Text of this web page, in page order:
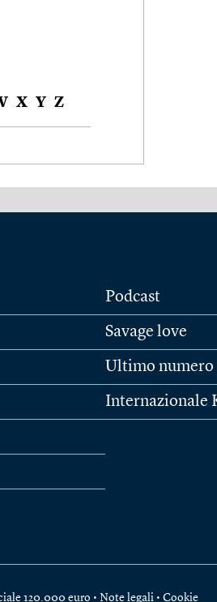
X Y Z
Podcast
Savage love
Ultimo numero
Internazionale
120.000 euro • Note legali • Cookie